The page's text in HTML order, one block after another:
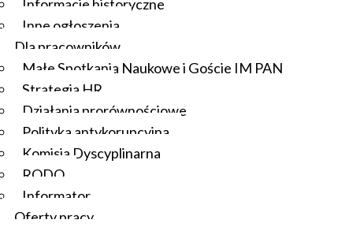
Informacje historyczne
Inne ogłoszenia
Dla pracowników
Małe Spotkania Naukowe i Goście IM PAN
Strategia HR
Działania prorównościowe
Polityka antykorupcyjna
Komisja Dyscyplinarna
RODO
Informator
Oferty pracy